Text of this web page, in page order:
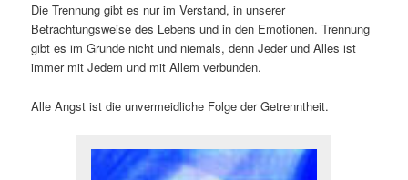
Die Trennung gibt es nur im Verstand, in unserer
Betrachtungsweise des Lebens und in den Emotionen. Trennung
gibt es im Grunde nicht und niemals, denn Jeder und Alles ist
immer mit Jedem und mit Allem verbunden.
Alle Angst ist die unvermeidliche Folge der Getrenntheit.